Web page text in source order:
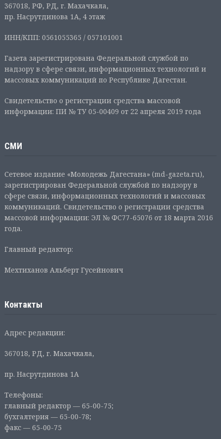
367018, РФ, РД, г. Махачкала,
пр. Насрутдинова 1А, 4 этаж
ИНН/КПП: 0561055365 / 057101001
Газета зарегистрирована Федеральной службой по
надзору в сфере связи, информационных технологий и
массовых коммуникаций по Республике Дагестан.
Свидетельство о регистрации средства массовой
информации: ПИ № ТУ 05-00409 от 22 апреля 2019 года
СМИ
Сетевое издание «Молодежь Дагестана» (md-gazeta.ru),
зарегистрирован Федеральной службой по надзору в
сфере связи, информационных технологий и массовых
коммуникаций. Свидетельство о регистрации средства
массовой информации: ЭЛ № ФС77-65076 от 18 марта 2016
года.
Главный редактор:
Мехтиханов Альберт Гусейнович
Контакты
Адрес редакции:
367018, РД, г. Махачкала,
пр. Насрутдинова 1А
Телефоны:
главный редактор — 65-00-75;
бухгалтерия — 65-00-78;
факс — 65-00-75